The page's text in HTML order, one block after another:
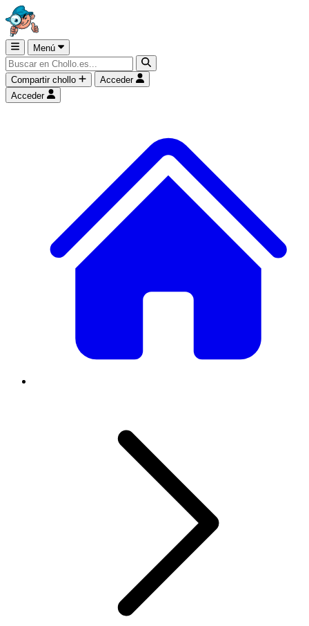
Menú
Compartir chollo
Acceder
Acceder